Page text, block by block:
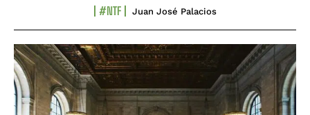
#NTF Juan José Palacios